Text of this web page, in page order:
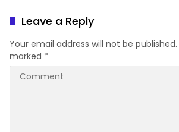
Leave a Reply
Your email address will not be published.
marked *